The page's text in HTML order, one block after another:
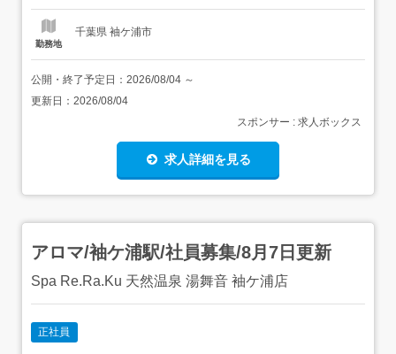
勤務地
千葉県 袖ケ浦市
公開・終了予定日： 2026/08/04 ～
更新日： 2026/08/04
スポンサー : 求人ボックス
求人詳細を見る
アロマ/袖ケ浦駅/社員募集/8月7日更新
Spa Re.Ra.Ku 天然温泉 湯舞音 袖ケ浦店
正社員